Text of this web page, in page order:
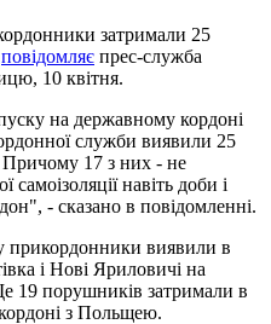
затримали 25
повідомляє прес-служба
10 квітня.
на державному кордоні
служби виявили 25
17 з них - не
навіть доби і
- сказано в повідомленні.
прикордонники виявили в
і Нові Яриловичі на
19 порушників затримали в
з Польщею.